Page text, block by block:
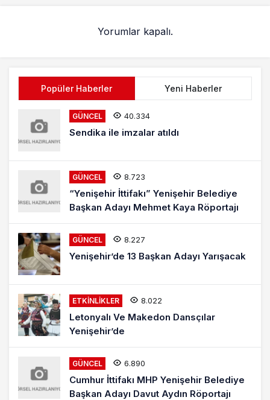
Yorumlar kapalı.
Popüler Haberler Yeni Haberler
GÜNCEL 40.334
Sendika ile imzalar atıldı
GÜNCEL 8.723
“Yenişehir İttifakı” Yenişehir Belediye
Başkan Adayı Mehmet Kaya Röportajı
GÜNCEL 8.227
Yenişehir’de 13 Başkan Adayı Yarışacak
ETKINLIKLER 8.022
Letonyalı Ve Makedon Dansçılar
Yenişehir’de
GÜNCEL 6.890
Cumhur İttifakı MHP Yenişehir Belediye
Başkan Adayı Davut Aydın Röportajı